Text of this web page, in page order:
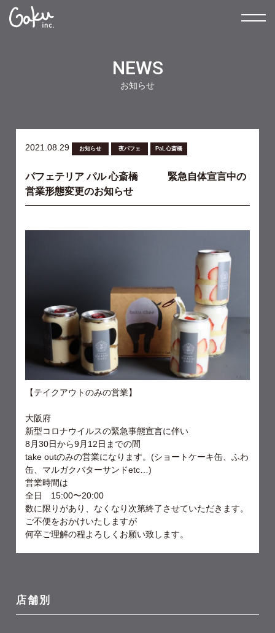
NEWS
お知らせ
2021.08.29 お知らせ 夜パフェ PaL心斎橋
パフェテリア パル 心斎橋 緊急自体宣言中の
営業形態変更のお知らせ
【テイクアウトのみの営業】
大阪府
新型コロナウイルスの緊急事態宣言に伴い
8月30日から9月 12日までの間
take outのみの営業になります。 (ショートケーキ缶、ふわ
缶、マルガクバターサンドetc…)
営業時間は
全日 15:00〜20:00
数に限りがあり、なくなり次第終了させていただきます。
ご不便をおかけいたしますが
何卒ご理解の程よろしくお願い致します。
店舗別